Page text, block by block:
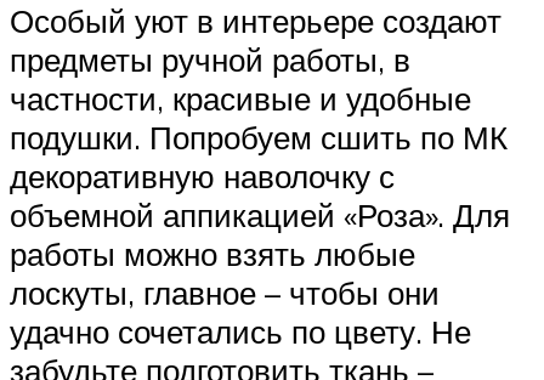
Особый уют в интерьере создают
предметы ручной работы, в
частности, красивые и удобные
подушки. Попробуем сшить по МК
декоративную наволочку с
объемной аппикацией «Роза». Для
работы можно взять любые
лоскуты, главное – чтобы они
удачно сочетались по цвету. Не
забудьте подготовить ткань –